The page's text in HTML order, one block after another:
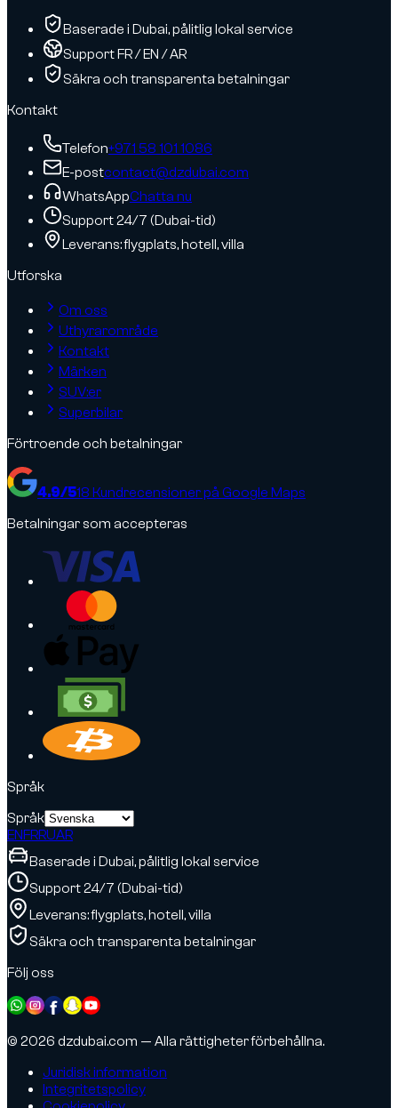
Baserade i Dubai, pålitlig lokal service
Support FR / EN / AR
Säkra och transparenta betalningar
Kontakt
Telefon+971 58 101 1086
E-postcontact@dzdubai.com
WhatsAppChatta nu
Support 24/7 (Dubai-tid)
Leverans: flygplats, hotell, villa
Utforska
Om oss
Uthyrarområde
Kontakt
Märken
SUV:er
Superbilar
Förtroende och betalningar
4.9/518 Kundrecensioner på Google Maps
Betalningar som accepteras
Språk
Språk
EN FRRUAR
Baserade i Dubai, pålitlig lokal service
Support 24/7 (Dubai-tid)
Leverans: flygplats, hotell, villa
Säkra och transparenta betalningar
Följ oss
© 2026 dzdubai.com — Alla rättigheter förbehållna.
Juridisk information
Integritetspolicy